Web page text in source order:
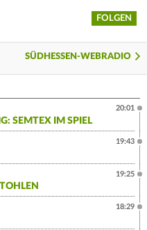
FOLGEN
SÜDHESSEN-WEBRADIO
SEMTEX IM SPIEL
20:01
19:43
19:25
18:29